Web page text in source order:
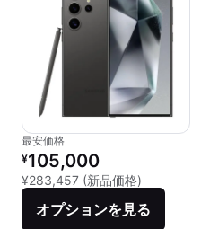
最安価格
リファービッシュ品の価格：
¥105,000
¥283,457 (新品価格) 新品と
オプションを見る